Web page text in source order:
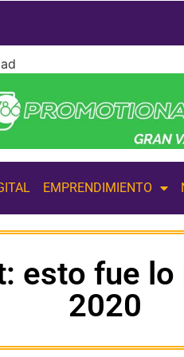
EMPRENDIMIENTO
esto fue
2020